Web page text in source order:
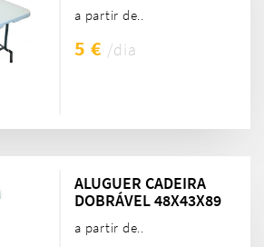
a partir de..
5 € /dia
ALUGUER CADEIRA
DOBRÁVEL 48X43X89
a partir de..